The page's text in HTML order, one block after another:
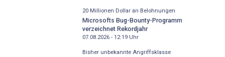
20 Millionen Dollar an Belohnungen
Microsofts Bug-Bounty-Programm
verzeichnet Rekordjahr
07.08.2026 - 12:19Uhr
Bisher unbekannte Angriffsklasse